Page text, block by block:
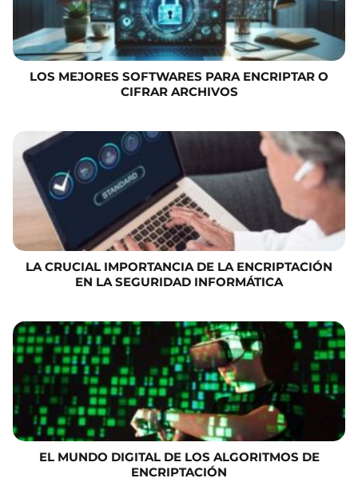
LOS MEJORES SOFTWARES PARA ENCRIPTAR O
CIFRAR ARCHIVOS
LA CRUCIAL IMPORTANCIA DE LA ENCRIPTACIÓN
EN LA SEGURIDAD INFORMÁTICA
EL MUNDO DIGITAL DE LOS ALGORITMOS DE
ENCRIPTACIÓN